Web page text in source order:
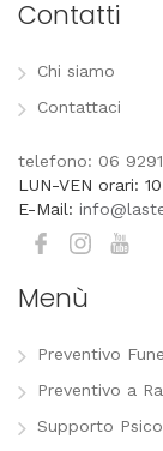
Contatti
Chi siamo
Contattaci
telefono: 06
LUN-VEN orari:
E-Mail:
Menù
Preventivo
Preventivo a
Supporto